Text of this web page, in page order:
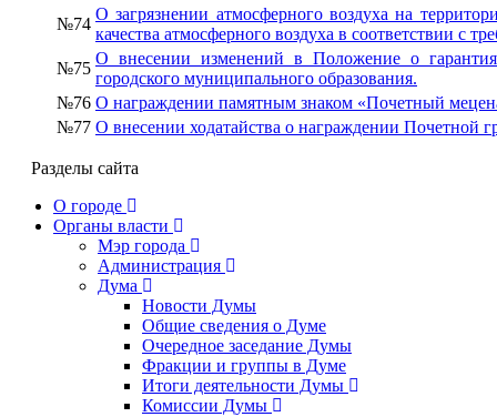
№74
О загрязнении атмосферного воздуха на
качества атмосферного воздуха в соответствии с
№75
О внесении изменений в Положение о
городского муниципального образования.
№76 О награждении памятным знаком «Почетный
№77 О внесении ходатайства о награждении Почетной
Разделы сайта
О городе
Органы власти
Мэр города
Администрация
Дума
Новости Думы
Общие сведения о Думе
Очередное заседание Думы
Фракции и группы в Думе
Итоги деятельности Думы
Комиссии Думы